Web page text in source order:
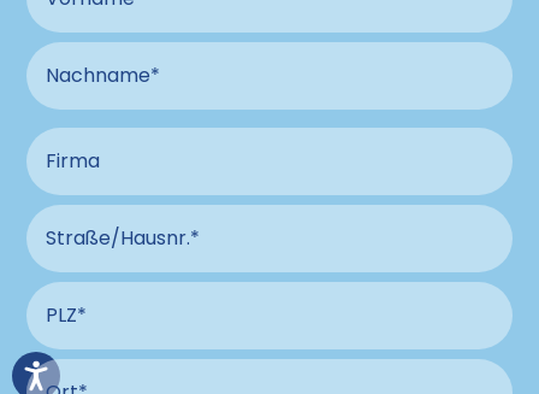
Nachname
Firma
Straße und Hausnummer Anschluss
PLZ Anschluss
Ort Anschluss